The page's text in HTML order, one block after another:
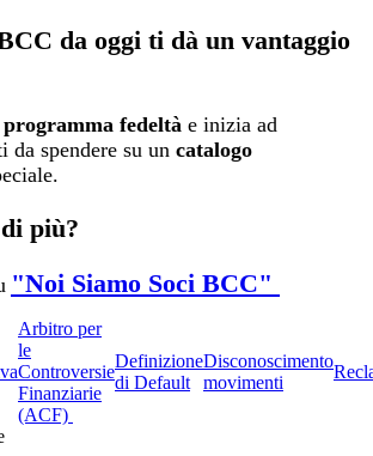
da oggi ti dà un vantaggio
fedeltà e inizia ad
da spendere su un catalogo
più?
"Noi Siamo Soci BCC"
Arbitro per
le
Controversie
Finanziarie
(ACF)
Definizione
di Default
Disconoscimento
movimenti